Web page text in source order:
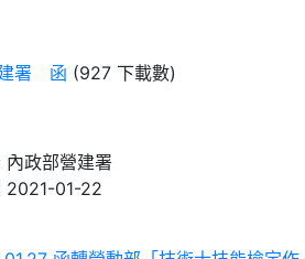
函 (927 下載數)
內政部營建署
2021-01-22